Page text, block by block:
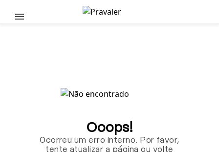
Pular para o conteúdo principal
Ooops!
Ocorreu um erro interno. Por favor,
tente atualizar a página ou volte